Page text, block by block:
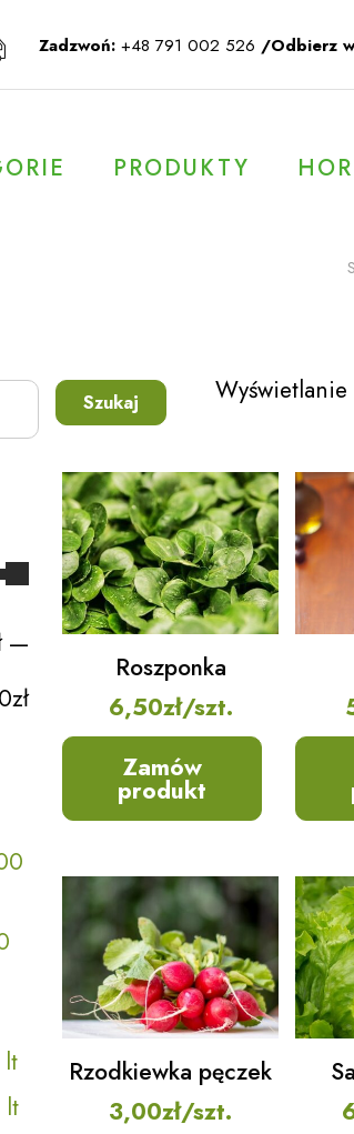
Zadzwoń: +48 791 002 526 /Odbierz
PRODUKTY
Roszponka
6,50zł/szt.
Zamów
produkt
Rzodkiewka pęczek
3,00zł/szt.
—
lt
lt